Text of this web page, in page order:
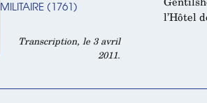
MILITAIRE (1761)
Transcription, le 3 avril
2011.
l’Hôtel